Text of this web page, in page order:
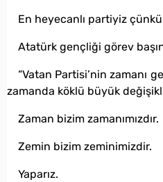
En heyecanlı partiyiz
Atatürk gençliği görev
“Vatan Partisi’nin zamanı
zamanda köklü büyük
Zaman bizim zamanımızdır.
Zemin bizim zeminimizdir.
Yaparız.